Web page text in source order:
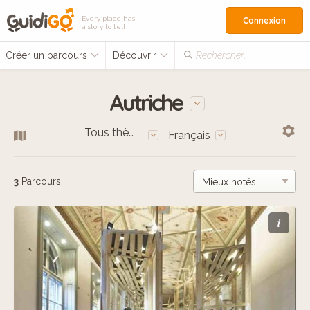
Every place has
a story to tell
Créer un parcours Découvrir Rechercher…
Connexion
Autriche
Tous thèmes Français
3 Parcours
i